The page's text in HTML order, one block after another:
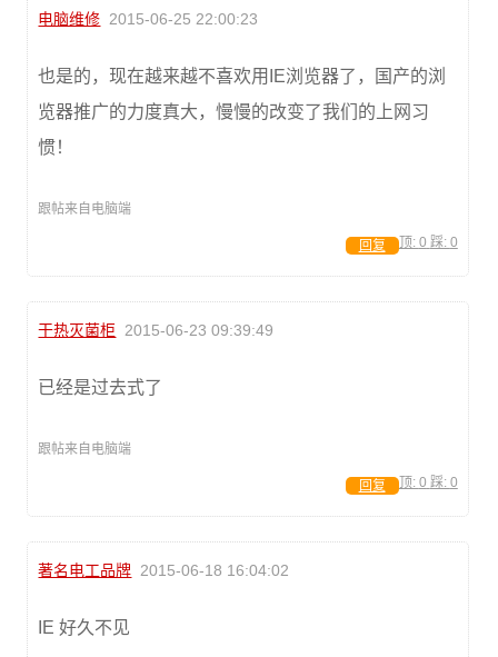
电脑维修 2015-06-25 22:00:23
也是的，现在越来越不喜欢用IE浏览器了，国产的浏
览器推广的力度真大，慢慢的改变了我们的上网习
惯！
跟帖来自电脑端
顶: 0 踩: 0
回复
干热灭菌柜 2015-06-23 09:39:49
已经是过去式了
跟帖来自电脑端
顶: 0 踩: 0
回复
著名电工品牌 2015-06-18 16:04:02
IE 好久不见